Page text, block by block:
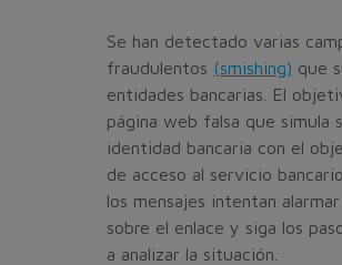
Se han detectado varias
fraudulentos (smishing) que
entidades bancarias. El
página web falsa que simula
identidad bancaria con el
de acceso al servicio
los mensajes intentan
sobre el enlace y siga los
a analizar la situación.